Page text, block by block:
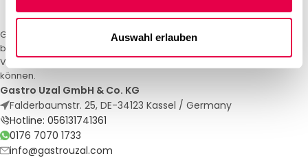
Auswahl erlauben
Gastro Uzal – Ihr Spezialist für Gastronomiemöbel und -textilien. Wir
bieten maßgeschneiderte Lösungen für Restaurants, Hotels und
Veranstaltungen. Qualität und Service, auf die Sie sich verlassen
können.
Gastro Uzal GmbH & Co. KG
Falderbaumstr. 25, DE-34123 Kassel / Germany
Hotline: 056131741361
0176 7070 1733
info@gastrouzal.com